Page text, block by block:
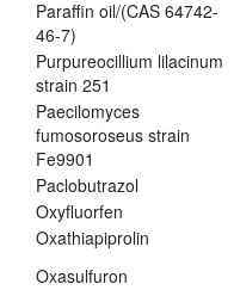
Paraffin oil/(CAS 64742-
46-7)
Purpureocillium lilacinum
strain 251
Paecilomyces
fumosoroseus strain
Fe9901
Paclobutrazol
Oxyfluorfen
Oxathiapiprolin
Oxasulfuron